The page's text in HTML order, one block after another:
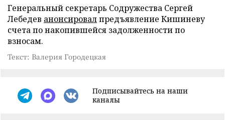
Генеральный секретарь Содружества Сергей
Лебедев анонсировалпредъявление Кишиневу
счета по накопившейся задолженности по
взносам.
Текст: Валерия Городецкая
Подписывайтесь на наши
каналы